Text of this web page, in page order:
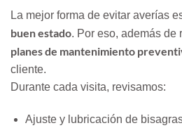
La mejor forma de evitar averías
buen estado. Por eso, además de
planes de mantenimiento
cliente.
Durante cada visita, revisamos:
Ajuste y lubricación de